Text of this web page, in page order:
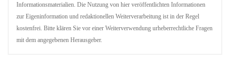
Informationsmaterialien. Die Nutzung von hier veröffentlichten Informationen
zur Eigeninformation und redaktionellen Weiterverarbeitung ist in der Regel
kostenfrei. Bitte klären Sie vor einer Weiterverwendung urheberrechtliche Fragen
mit dem angegebenen Herausgeber.